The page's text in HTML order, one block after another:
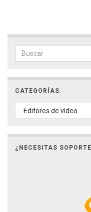
Search for:
CATEGORÍAS
CATEGORÍAS
¿NECESITAS